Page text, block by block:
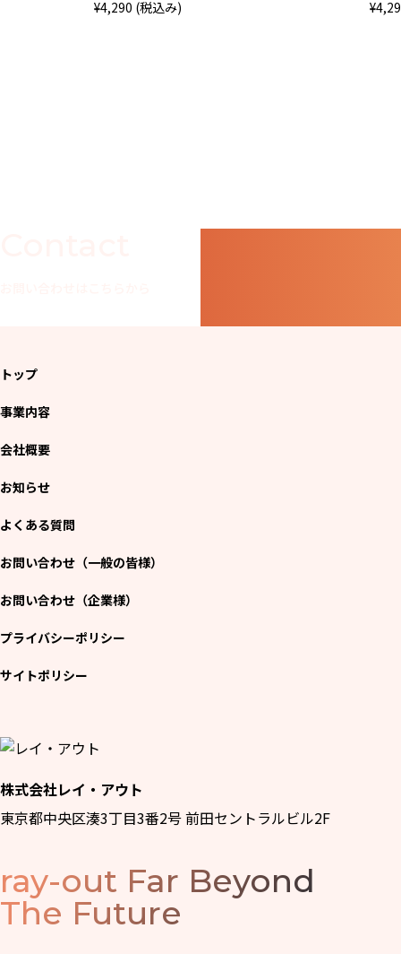
¥4,290 (税込み)
株式会社レイ・アウト
東京都中央区湊3丁目3番2号 前田セントラルビル2F
トップ
事業内容
会社概要
お知らせ
よくある質問
お問い合わせ（一般の皆様）
お問い合わせ（企業様）
プライバシーポリシー
サイトポリシー
ray-out Far Beyond
The Future